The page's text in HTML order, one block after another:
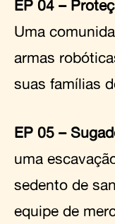
EP 04 –
Uma
armas
suas famílias
EP 05 –
uma
sedento de
equipe de